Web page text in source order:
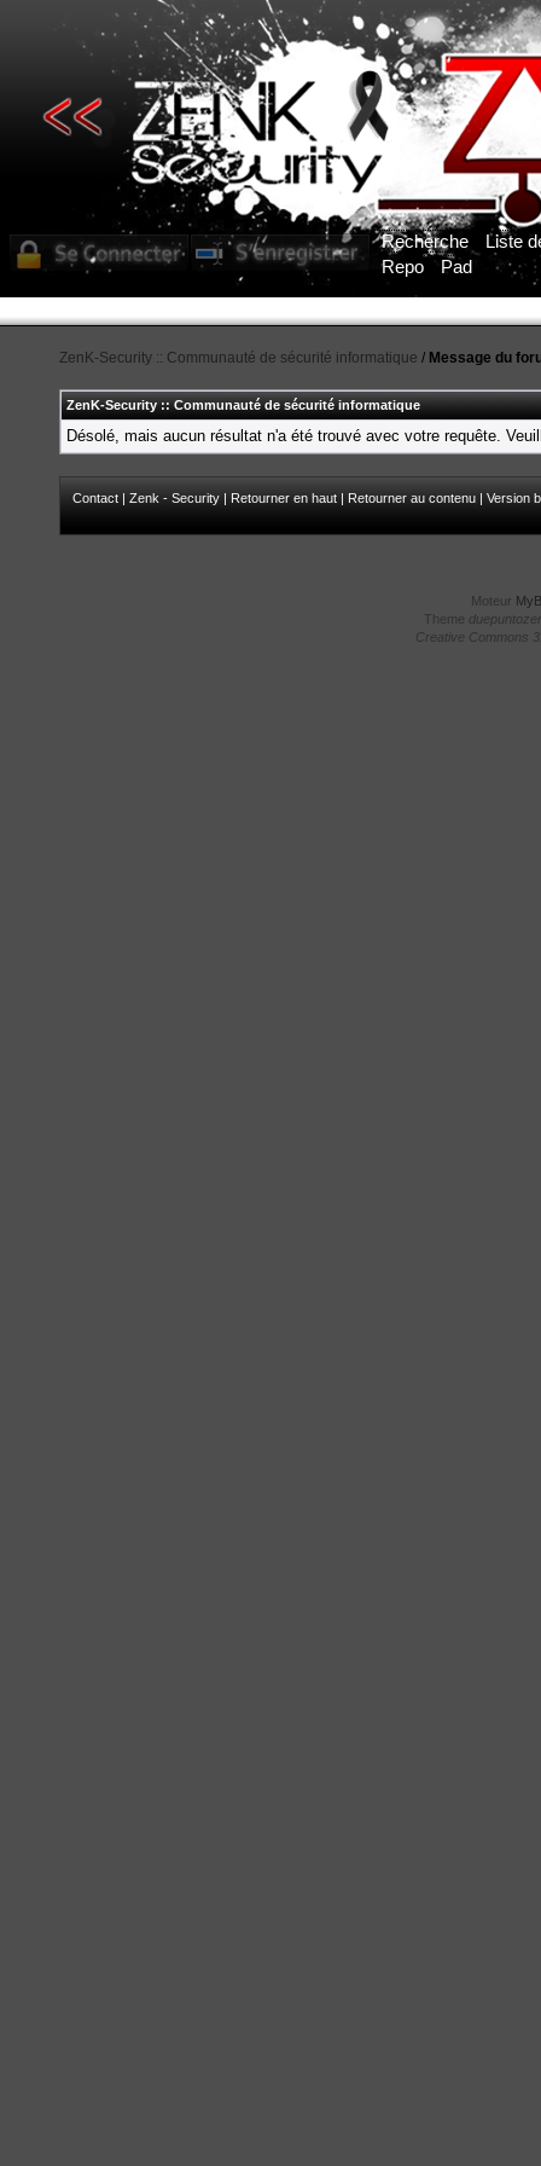
Recherche
Liste
Repo
Pad
ZenK-Security :: Communauté de sécurité informatique / Message du
ZenK-Security :: Communauté de sécurité informatique
Désolé, mais aucun résultat n'a été trouvé avec votre requête.
Contact | Zenk - Security | Retourner en haut | Retourner au contenu | Version
Moteur
Theme
Creative Commons